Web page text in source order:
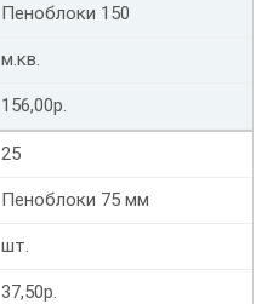
Пеноблоки 150
м.кв.
156,00р.
25
Пеноблоки 75 мм
шт.
37,50р.